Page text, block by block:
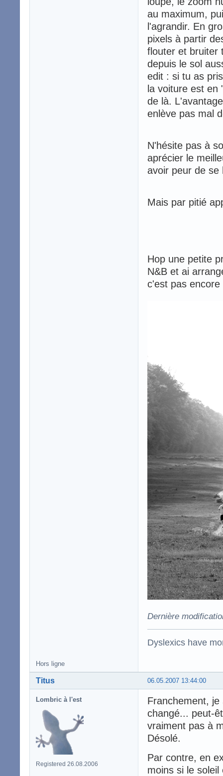
au maximum,
l'agrandir. En
pixels à partir
flouter et bruiter
depuis le sol
edit : si tu as
la voiture est en
de là.
enlève pas mal
N'hésite pas à
aprécier le
avoir peur de se
Mais par pitié
Hop une petite
N&B et ai
c'est pas encore
Dernière
Dyslexics have
Hors ligne
06.05.2007 13:44:00
Titus
Lombric à l'est
Registered 26.08.2006
Franchement,
changé... peut-
vraiment pas à
Désolé.
Par contre, en
moins si le